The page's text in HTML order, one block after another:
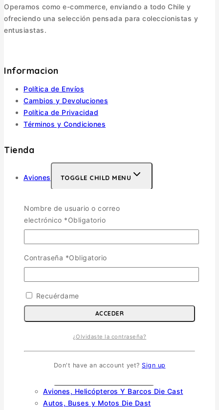
Operamos como e-commerce, enviando a todo Chile y
ofreciendo una selección pensada para coleccionistas y
entusiastas.
Informacion
Política de Envíos
Cambios y Devoluciones
Política de Privacidad
Términos y Condiciones
Tienda
Aviones TOGGLE CHILD MENU
Escala 1/48
Escala 1/144
Escala 1/32
Otras
Helicópteros
Escala 1/35
Escala 1/72
Autos y Motos
Aviones, Helicópteros Y Barcos Die Cast
Autos, Buses y Motos Die Dast
Nombre de usuario o correo
electrónico *Obligatorio
Contraseña *Obligatorio
Recuérdame
ACCEDER
¿Olvidaste la contraseña?
Don't have an account yet? Sign up